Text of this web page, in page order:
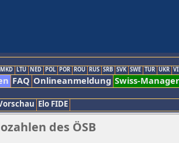
MKD LTU NED POL POR ROU RUS SRB SVK SWE TUR UKR
FAQ Onlineanmeldung Swiss-Manager
Elo FIDE
des ÖSB